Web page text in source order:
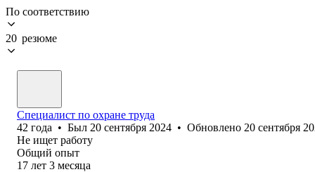
По соответствию
20 резюме
Специалист по охране труда
42 года • Был 20 сентября 2024 • Обновлено 20 сентября
Не ищет работу
Общий опыт
17 лет 3 месяца